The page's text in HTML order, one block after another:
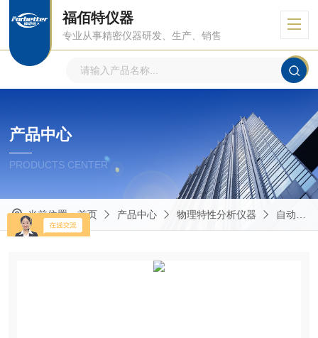
福佰特仪器
专业从事精密仪器研发、生产、销售
产品中心
PRODUCTS CENTER
当前位置：首页 产品中心 物理特性分析仪器 自动型接触角测量仪